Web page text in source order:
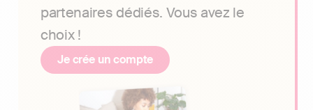
partenaires dédiés. Vous avez le
choix !
Je crée un compte